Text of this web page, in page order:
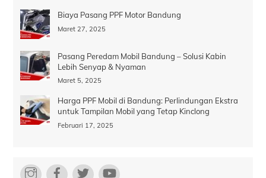
Biaya Pasang PPF Motor Bandung
Maret 27, 2025
Pasang Peredam Mobil Bandung – Solusi Kabin
Lebih Senyap & Nyaman
Maret 5, 2025
Harga PPF Mobil di Bandung: Perlindungan Ekstra
untuk Tampilan Mobil yang Tetap Kinclong
Februari 17, 2025